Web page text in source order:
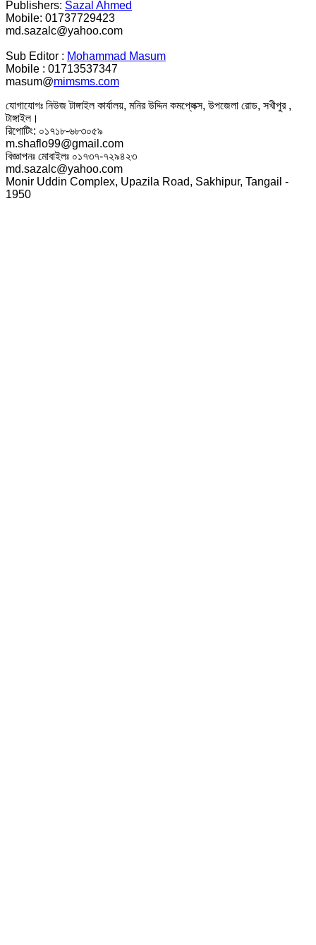
Publishers: Sazal Ahmed
Mobile: 01737729423
md.sazalc@yahoo.com
Sub Editor : Mohammad Masum
Mobile : 01713537347
masum@mimsms.com
যোগাযোগঃ নিউজ টাঙ্গাইল কার্যালয়, মনির উদ্দিন কমপ্লেক্স, উপজেলা রোড, সখীপুর ,
টাঙ্গাইল।
রিপোটিং: ০১৭১৮-৬৮৩০৫৯
m.shaflo99@gmail.com
বিজ্ঞাপনঃ মোবাইলঃ ০১৭৩৭-৭২৯৪২৩
md.sazalc@yahoo.com
Monir Uddin Complex, Upazila Road, Sakhipur, Tangail -
1950